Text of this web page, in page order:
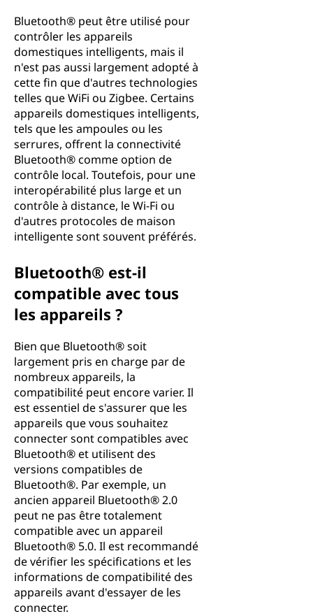
Bluetooth® peut être utilisé pour
contrôler les appareils
domestiques intelligents, mais il
n'est pas aussi largement adopté à
cette fin que d'autres technologies
telles que WiFi ou Zigbee. Certains
appareils domestiques intelligents,
tels que les ampoules ou les
serrures, offrent la connectivité
Bluetooth® comme option de
contrôle local. Toutefois, pour une
interopérabilité plus large et un
contrôle à distance, le Wi-Fi ou
d'autres protocoles de maison
intelligente sont souvent préférés.
Bluetooth® est-il
compatible avec tous
les appareils ?
Bien que Bluetooth® soit
largement pris en charge par de
nombreux appareils, la
compatibilité peut encore varier. Il
est essentiel de s'assurer que les
appareils que vous souhaitez
connecter sont compatibles avec
Bluetooth® et utilisent des
versions compatibles de
Bluetooth®. Par exemple, un
ancien appareil Bluetooth® 2.0
peut ne pas être totalement
compatible avec un appareil
Bluetooth® 5.0. Il est recommandé
de vérifier les spécifications et les
informations de compatibilité des
appareils avant d'essayer de les
connecter.